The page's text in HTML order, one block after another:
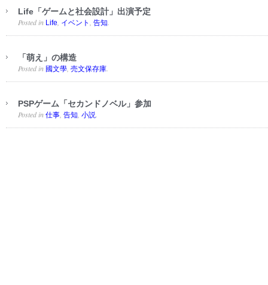
Life「ゲームと社会設計」出演予定
Posted in Life イベント 告知
「萌え」の構造
Posted in 國文學 売文保存庫
PSPゲーム「セカンドノベル」参加
Posted in 仕事 告知 小説